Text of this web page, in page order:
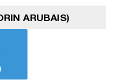
ARUBAIS)